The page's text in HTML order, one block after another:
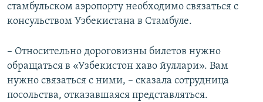
стамбульском аэропорту необходимо связаться с
консульством Узбекистана в Стамбуле.
– Относительно дороговизны билетов нужно
обращаться в «Узбекистон хаво йуллари». Вам
нужно связаться с ними, – сказала сотрудница
посольства, отказавшаяся представляться.